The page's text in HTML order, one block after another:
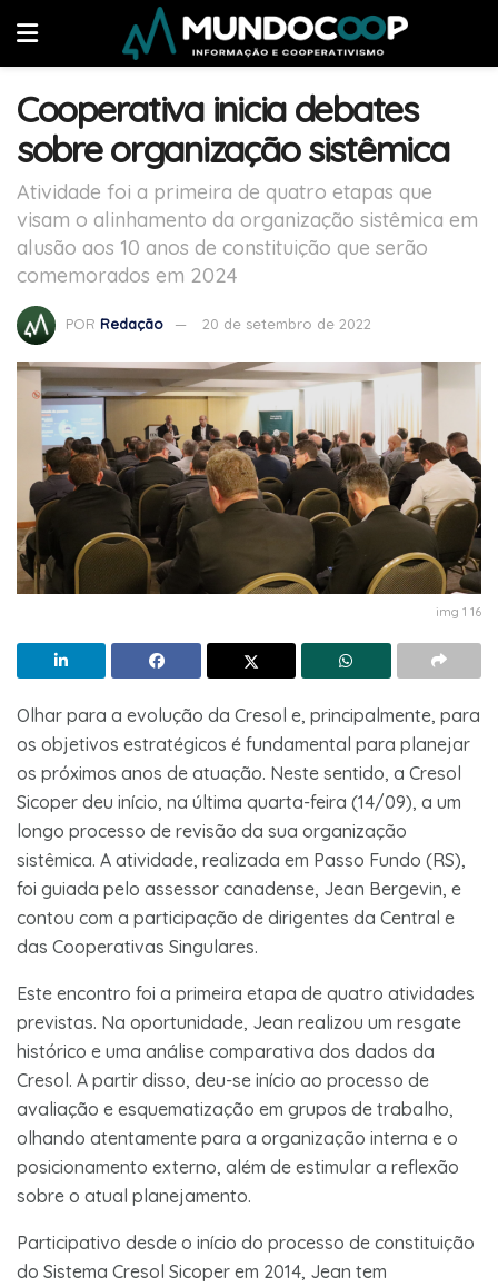
Cooperativa inicia debates
sobre organização sistêmica
Atividade foi a primeira de quatro etapas que
visam o alinhamento da organização sistêmica em
alusão aos 10 anos de constituição que serão
comemorados em 2024
POR Redação 20 de setembro de 2022
img 1 16
Olhar para a evolução da Cresol e, principalmente, para
os objetivos estratégicos é fundamental para planejar
os próximos anos de atuação. Neste sentido, a Cresol
Sicoper deu início, na última quarta-feira (14/09), a um
longo processo de revisão da sua organização
sistêmica. A atividade, realizada em Passo Fundo (RS),
foi guiada pelo assessor canadense, Jean Bergevin, e
contou com a participação de dirigentes da Central e
das Cooperativas Singulares.
Este encontro foi a primeira etapa de quatro atividades
previstas. Na oportunidade, Jean realizou um resgate
histórico e uma análise comparativa dos dados da
Cresol. A partir disso, deu-se início ao processo de
avaliação e esquematização em grupos de trabalho,
olhando atentamente para a organização interna e o
posicionamento externo, além de estimular a reflexão
sobre o atual planejamento.
Participativo desde o início do processo de constituição
do Sistema Cresol Sicoper em 2014, Jean tem